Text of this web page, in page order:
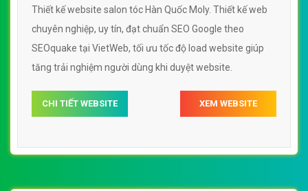
Thiết kế website salon tóc Hàn Quốc Moly. Thiết kế web
chuyên nghiệp, uy tín, đạt chuẩn SEO Google theo
SEOquake tại VietWeb, tối ưu tốc độ load website giúp
tăng trải nghiệm người dùng khi duyệt website.
CHI TIẾT WEBSITE XEM WEBSITE